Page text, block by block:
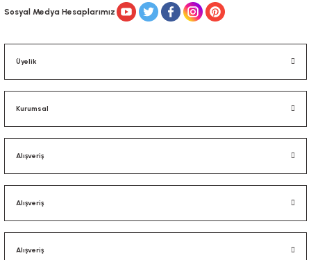
Sosyal Medya Hesaplarımız
Üyelik
Kurumsal
Alışveriş
Alışveriş
Alışveriş